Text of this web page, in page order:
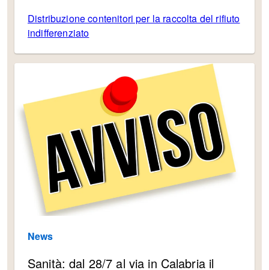
Distribuzione contenitori per la raccolta del rifiuto
indifferenziato
News
Sanità: dal 28/7 al via in Calabria il